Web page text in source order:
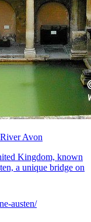
Avon
Kingdom, known
a unique bridge on
austen/